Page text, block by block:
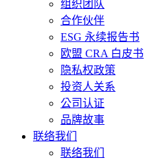
组织团队
合作伙伴
ESG 永续报告书
欧盟 CRA 白皮书
隐私权政策
投资人关系
公司认证
品牌故事
联络我们
联络我们